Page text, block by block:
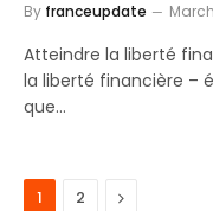
By franceupdate
Atteindre la liberté
la liberté financière –
que…
1 2 Next